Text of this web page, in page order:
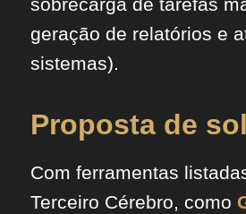
sobrecarga de tarefas
geração de relatórios e
sistemas).
Proposta de
Com ferramentas
Terceiro Cérebro, como